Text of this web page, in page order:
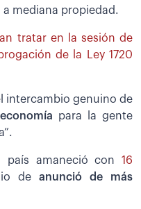
mediana propiedad.
tratar en la sesión de
de la Ley 1720
intercambio genuino de
para la gente
país amaneció con 16
de anunció de más